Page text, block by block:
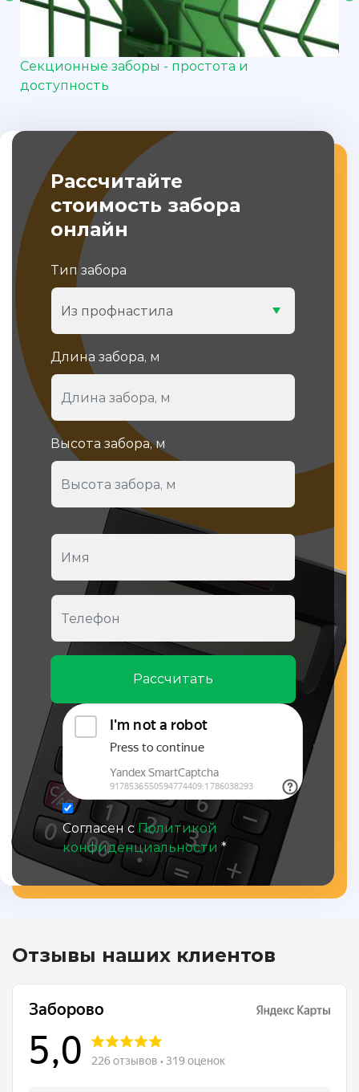
Секционные заборы - простота и
доступность
Рассчитайте
стоимость забора
онлайн
Тип забора
Из профнастила
Длина забора, м
Высота забора, м
Рассчитать
Согласен с Политикой
конфиденциальности *
Отзывы наших клиентов